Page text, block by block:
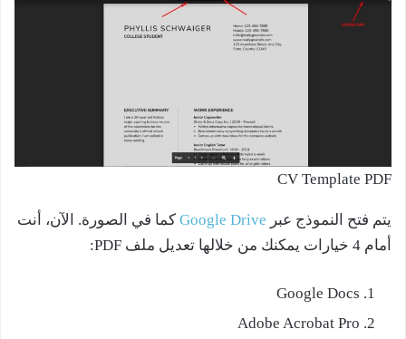
CV Template PDF
يتم فتح النموذج عبر Google Drive كما في الصورة. الآن، أنت
أمام 4 خيارات يمكنك من خلالها تعديل ملف PDF:
Google Docs
Adobe Acrobat Pro